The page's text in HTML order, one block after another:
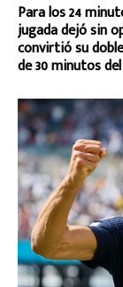
Para los 24
jugada dejó sin
convirtió su
de 30 minutos